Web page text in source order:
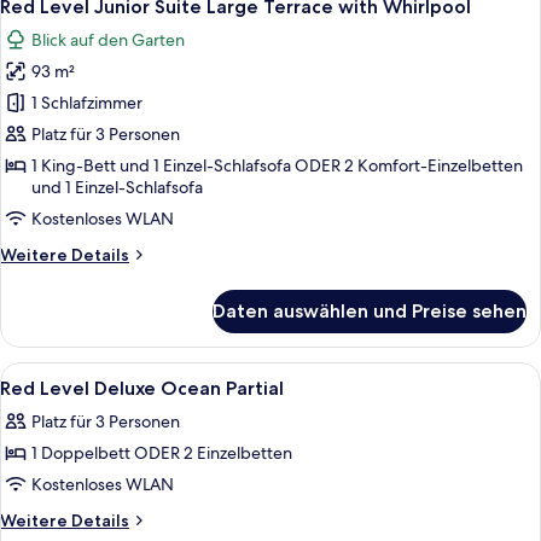
Partial
View
with
Whirlpool
Fotos
für
Red
Level
Junior
Suite
Large
Terrace
with
Whirlpool
Red Level Junior Suite Large Terrace with Whirlpool
Blick auf den Garten
93 m²
1 Schlafzimmer
Platz für 3 Personen
1 King-Bett und 1 Einzel-Schlafsofa ODER 2 Komfort-Einzelbetten
und 1 Einzel-Schlafsofa
Kostenloses WLAN
Weitere Details
Weitere
Level
Junior
Suite
Terrace
with
Daten auswählen und Preise sehen
Alle
Fotos
für
Red
Level
Deluxe
Hochwertige Bettwaren, Minibar,
3
Red Level Deluxe Ocean Partial
Platz für 3 Personen
1 Doppelbett ODER 2 Einzelbetten
Kostenloses WLAN
Weitere Details
Weitere